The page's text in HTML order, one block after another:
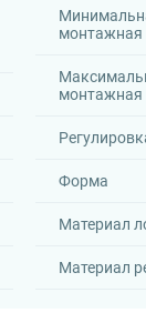
монтажная
монтажная
Форма
Материал
Материал